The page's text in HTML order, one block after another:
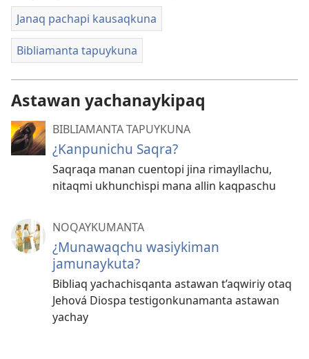
Janaq pachapi kausaqkuna
Bibliamanta tapuykuna
Astawan yachanaykipaq
BIBLIAMANTA TAPUYKUNA
¿Kanpunichu Saqra?
Saqraqa manan cuentopi jina rimayllachu,
nitaqmi ukhunchispi mana allin kaqpaschu
NOQAYKUMANTA
¿Munawaqchu wasiykiman
jamunaykuta?
Bibliaq yachachisqanta astawan t’aqwiriy otaq
Jehová Diospa testigonkunamanta astawan
yachay